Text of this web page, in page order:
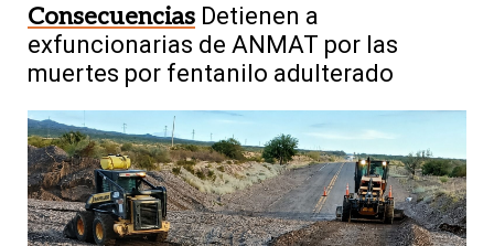
Consecuencias Detienen a
exfuncionarias de ANMAT por las
muertes por fentanilo adulterado